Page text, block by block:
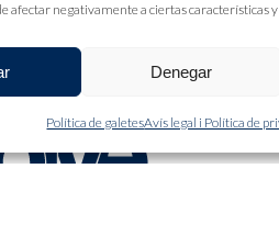
afectar negativamente a ciertas características
Denegar
Política de galetesAvís legal i Política de